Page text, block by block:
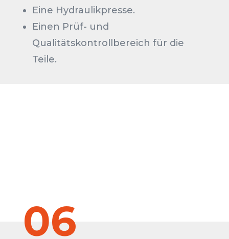
Eine Hydraulikpresse.
Einen Prüf- und
Qualitätskontrollbereich für die
Teile.
06